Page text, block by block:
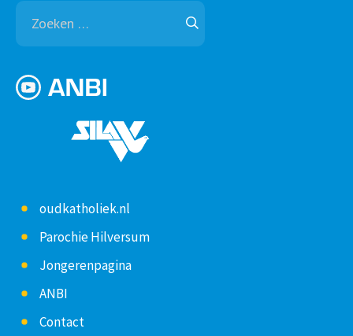
Zoeken
naar:
oudkatholiek.nl
Parochie Hilversum
Jongerenpagina
ANBI
Contact